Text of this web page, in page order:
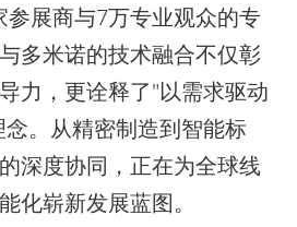
展商与7万专业观众的专
多米诺的技术融合不仅彰
力，更诠释了"以需求驱动
。从精密制造到智能标
深度协同，正在为全球线
化崭新发展蓝图。